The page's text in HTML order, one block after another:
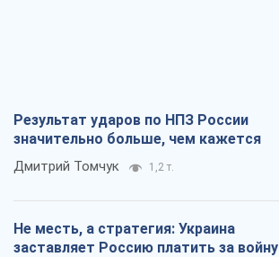
Результат ударов по НПЗ России
значительно больше, чем кажется
Дмитрий Томчук 1,2 т.
Не месть, а стратегия: Украина
заставляет Россию платить за войну